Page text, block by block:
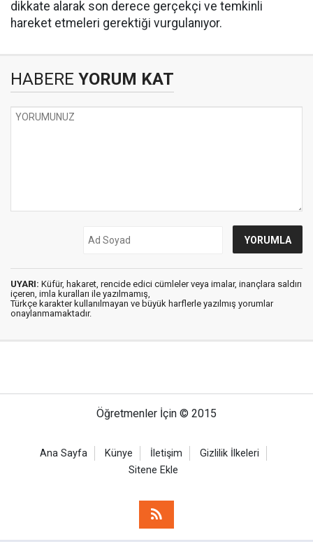
dikkate alarak son derece gerçekçi ve temkinli
hareket etmeleri gerektiği vurgulanıyor.
HABERE YORUM KAT
UYARI: Küfür, hakaret, rencide edici cümleler veya imalar, inançlara saldırı
içeren, imla kuralları ile yazılmamış,
Türkçe karakter kullanılmayan ve büyük harflerle yazılmış yorumlar
onaylanmamaktadır.
Öğretmenler İçin © 2015
Ana Sayfa Künye İletişim
Gizlilik İlkeleri
Sitene Ekle